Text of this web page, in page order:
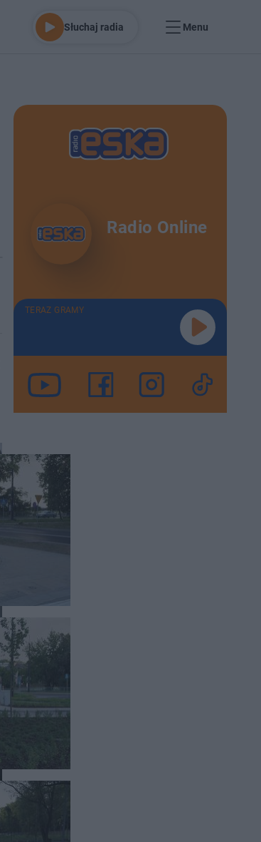
Słuchaj radia Menu
Radio Online
TERAZ GRAMY